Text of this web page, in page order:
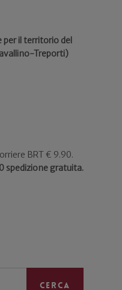
per il territorio del
Treporti)
BRT € 9.90.
spedizione gratuita.
Cerca